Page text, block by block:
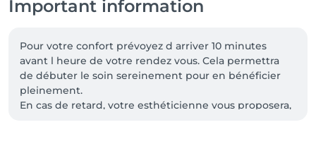
Important information
Pour votre confort prévoyez d arriver 10 minutes
avant l heure de votre rendez vous. Cela permettra
de débuter le soin sereinement pour en bénéficier
pleinement.
En cas de retard, votre esthéticienne vous proposera,